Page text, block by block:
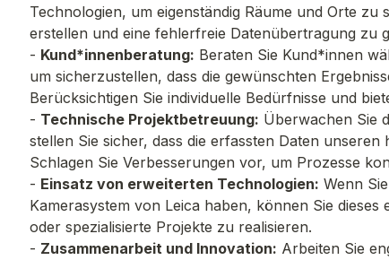
Technologien, um eigenständig Räume und Orte zu
erstellen und eine fehlerfreie Datenübertragung zu
- Kund*innenberatung: Beraten Sie Kund*innen
um sicherzustellen, dass die gewünschten
Berücksichtigen Sie individuelle Bedürfnisse und
- Technische Projektbetreuung: Überwachen Sie
stellen Sie sicher, dass die erfassten Daten
Schlagen Sie Verbesserungen vor, um Prozesse
- Einsatz von erweiterten Technologien: Wenn
Kamerasystem von Leica haben, können Sie
oder spezialisierte Projekte zu realisieren.
- Zusammenarbeit und Innovation: Arbeiten Sie